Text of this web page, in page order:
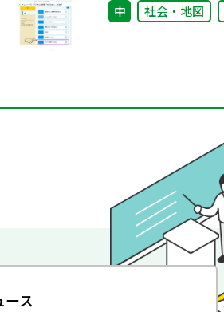
中 社会・地図
ース